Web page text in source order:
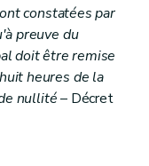
constatées par
preuve du
doit être remise
heures de la
nullité– Décret